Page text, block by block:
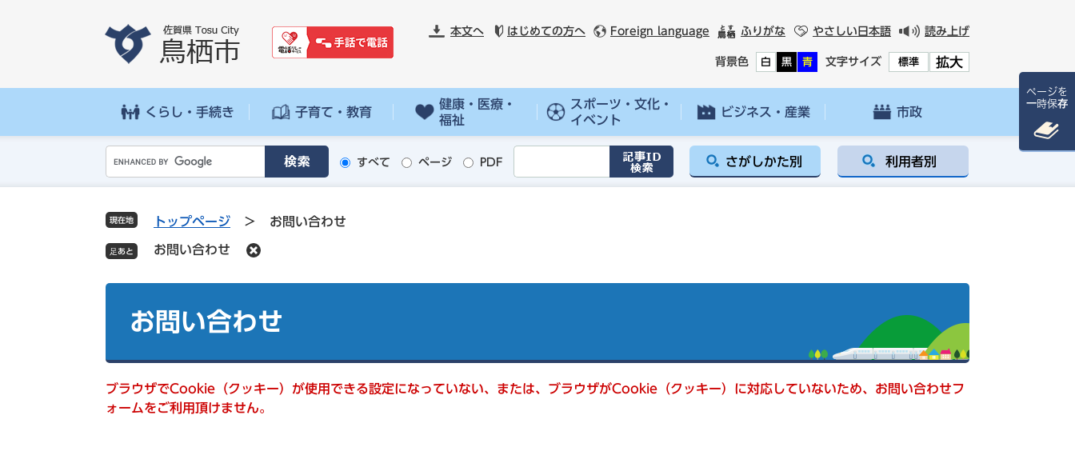
先
を
本文へ はじめての方へ Foreign language ふりがな やさしい日本語 読み上げ
背景色 白 黒 青 文字サイズ 標準 拡大
くらし・手続き 子育て・教育
健康・医療・
福祉
スポーツ・文化・
イベント
ビジネス・産業 市政
o
g
l
e
ス
索
すべて ページ PDF さがしかた別 利用者別
現在地 トップページ > お問い合わせ
お問い合わせ
お問い合わせ
ブラウザでCookie（クッキー）が使用できる設定になっていない、または、ブラウザがCookie（クッキー）に対応していないため、お問い合わせフ
ォームをご利用頂けません。
ページを
一時保存